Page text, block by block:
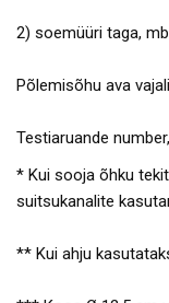
2) soemüüri taga,
Põlemisõhu ava
Testiaruande
* Kui sooja õhku
suitsukanalite
** Kui ahju